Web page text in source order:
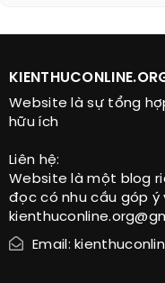
Website là sự tổng
hữu ích
Liên hệ:
Website là một blog
đọc có nhu cầu góp ý
Email: